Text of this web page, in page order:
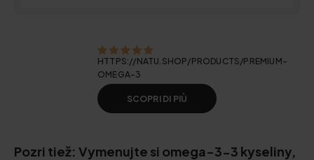
HTTPS://NATU.SHOP/PRODUCTS/PREMIUM-
OMEGA-3
SCOPRI DI PIÙ
Pozri tiež: Vymenujte si omega-3-3 kyseliny,